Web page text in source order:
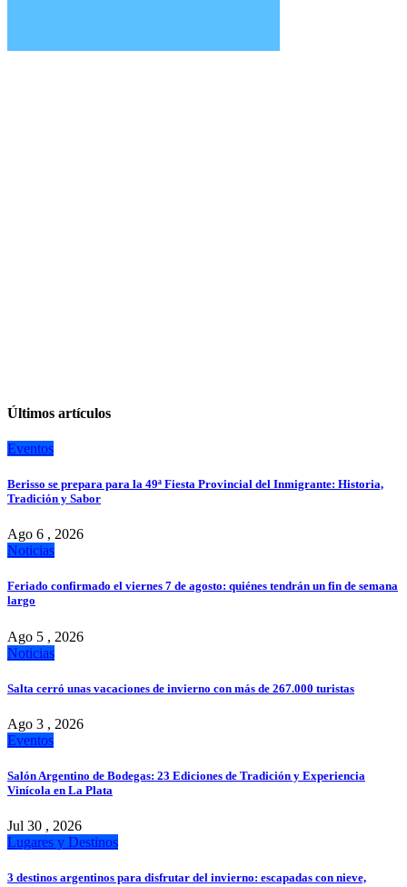
Últimos artículos
Eventos
Berisso se prepara para la 49ª Fiesta Provincial del Inmigrante: Historia,
Tradición y Sabor
Ago 6 , 2026
Noticias
Feriado confirmado el viernes 7 de agosto: quiénes tendrán un fin de semana
largo
Ago 5 , 2026
Noticias
Salta cerró unas vacaciones de invierno con más de 267.000 turistas
Ago 3 , 2026
Eventos
Salón Argentino de Bodegas: 23 Ediciones de Tradición y Experiencia
Vinícola en La Plata
Jul 30 , 2026
Lugares y Destinos
3 destinos argentinos para disfrutar del invierno: escapadas con nieve,